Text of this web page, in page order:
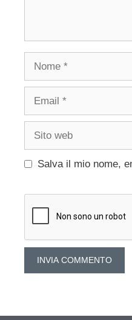
Nome
Email
Sito
Salva il mio nome,